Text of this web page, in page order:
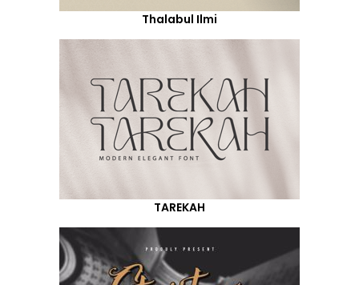
Thalabul Ilmi
TAREKAH